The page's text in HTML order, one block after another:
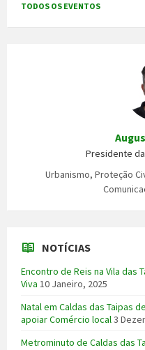
TODOS OS EVENTOS
Presidente
Urbanismo, Proteção
NOTÍCIAS
Encontro de Reis na Vila das
Viva 10 Janeiro, 2025
Natal em Caldas das Taipas
apoiar Comércio local3
Metrominuto de Caldas das